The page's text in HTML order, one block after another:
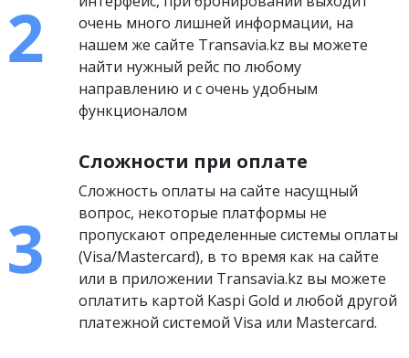
очень много лишней информации, на
нашем же сайте Transavia.kz вы можете
найти нужный рейс по любому
направлению и с очень удобным
функционалом
Сложности при оплате
Сложность оплаты на сайте насущный
вопрос, некоторые платформы не
пропускают определенные системы оплаты
(Visa/Mastercard), в то время как на сайте
или в приложении Transavia.kz вы можете
оплатить картой Kaspi Gold и любой другой
платежной системой Visa или Mastercard.